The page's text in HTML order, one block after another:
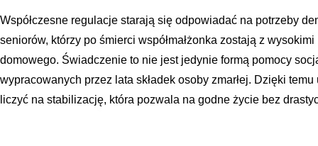
Współczesne regulacje starają się odpowiadać na potrzeby
seniorów, którzy po śmierci współmałżonka zostają z
domowego. Świadczenie to nie jest jedynie formą pomocy
wypracowanych przez lata składek osoby zmarłej. Dzięki
liczyć na stabilizację, która pozwala na godne życie bez